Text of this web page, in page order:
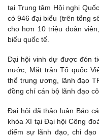
tại Trung tâm Hội nghị
có 946 đại biểu (trên tổng
cho hơn 10 triệu đoàn
biểu quốc tế.
Đại hội vinh dự được đón
nước, Mặt trận Tổ quốc
thể trung ương, lãnh đạo
đồng chí cán bộ lãnh đạo
Đại hội đã thảo luận Báo
khóa XI tại Đại hội Công
điểm sự lãnh đạo, chỉ